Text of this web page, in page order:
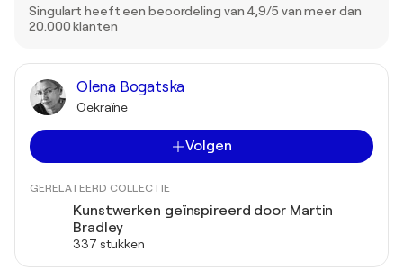
Singulart heeft een beoordeling van 4,9/5 van meer dan
20.000 klanten
Olena Bogatska
Oekraïne
Volgen
GERELATEERD COLLECTIE
Kunstwerken geïnspireerd door Martin
Bradley
337 stukken